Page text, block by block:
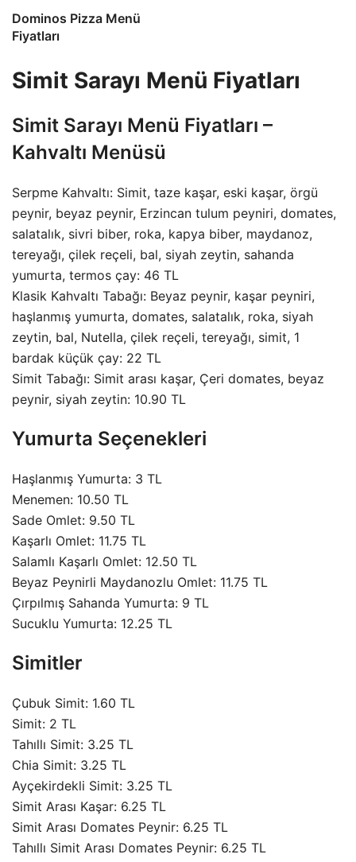
Dominos Pizza Menü
Fiyatları
Simit Sarayı Menü Fiyatları
Simit Sarayı Menü Fiyatları –
Kahvaltı Menüsü
Serpme Kahvaltı: Simit, taze kaşar, eski kaşar, örgü
peynir, beyaz peynir, Erzincan tulum peyniri, domates,
salatalık, sivri biber, roka, kapya biber, maydanoz,
tereyağı, çilek reçeli, bal, siyah zeytin, sahanda
yumurta, termos çay: 46 TL
Klasik Kahvaltı Tabağı: Beyaz peynir, kaşar peyniri,
haşlanmış yumurta, domates, salatalık, roka, siyah
zeytin, bal, Nutella, çilek reçeli, tereyağı, simit, 1
bardak küçük çay: 22 TL
Simit Tabağı: Simit arası kaşar, Çeri domates, beyaz
peynir, siyah zeytin: 10.90 TL
Yumurta Seçenekleri
Haşlanmış Yumurta: 3 TL
Menemen: 10.50 TL
Sade Omlet: 9.50 TL
Kaşarlı Omlet: 11.75 TL
Salamlı Kaşarlı Omlet: 12.50 TL
Beyaz Peynirli Maydanozlu Omlet: 11.75 TL
Çırpılmış Sahanda Yumurta: 9 TL
Sucuklu Yumurta: 12.25 TL
Simitler
Çubuk Simit: 1.60 TL
Simit: 2 TL
Tahıllı Simit: 3.25 TL
Chia Simit: 3.25 TL
Ayçekirdekli Simit: 3.25 TL
Simit Arası Kaşar: 6.25 TL
Simit Arası Domates Peynir: 6.25 TL
Tahıllı Simit Arası Domates Peynir: 6.25 TL